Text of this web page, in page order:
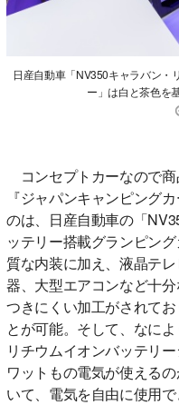
日産自動車「NV350キャラバン・
ー」は白と茶色を
コンセプトカーなので
『ジャパンキャンピング
のは、日産自動車の「
ッテリー搭載グランピン
質な内装に加え、液晶テ
器、大型エアコンなど十
つきにくい加工がされて
とが可能。そして、なに
リチウムイオンバッテリ
ワットもの電気が使える
いて、電気を自由に使用で